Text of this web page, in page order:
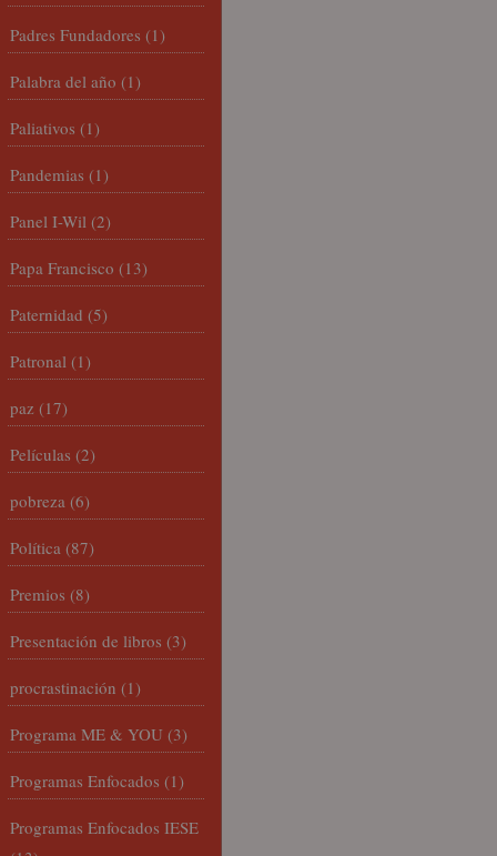
Padres Fundadores (1)
Palabra del año (1)
Paliativos (1)
Pandemias (1)
Panel I-Wil (2)
Papa Francisco (13)
Paternidad (5)
Patronal (1)
paz (17)
Películas (2)
pobreza (6)
Política (87)
Premios (8)
Presentación de libros (3)
procrastinación (1)
Programa ME & YOU (3)
Programas Enfocados (1)
Programas Enfocados IESE